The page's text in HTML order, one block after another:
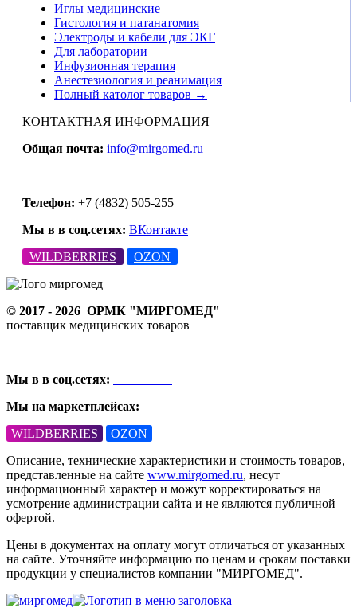
Иглы медицинские
Гистология и патанатомия
Электроды и кабели для ЭКГ
Для лаборатории
Инфузионная терапия
Анестезиология и реанимация
Полный католог товаров →
КОНТАКТНАЯ ИНФОРМАЦИЯ
Общая почта: info@mirgomed.ru
Телефон: +7 (4832) 505-255
Мы в в соц.сетях: ВКонтакте
WILDBERRIES
OZON
© 2017 - 2026 ОРМК "МИРГОМЕД"
поставщик медицинских товаров
Мы в в соц.сетях:
Мы на маркетплейсах:
WILDBERRIES
OZON
Описание, технические характеристики и стоимость товаров,
представленные на сайте www.mirgomed.ru, несут
информационный характер и можут корректироваться на
усмотрение администрации сайта и не являются публичной
офертой.
Цены в документах на оплату могут отличаться от указанных
на сайте. Уточняйте информацию по ценам и срокам поставки
продукции у специалистов компании "МИРГОМЕД".